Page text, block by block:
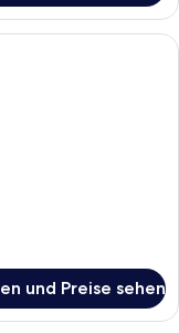
mit Bett,
und Preise sehen